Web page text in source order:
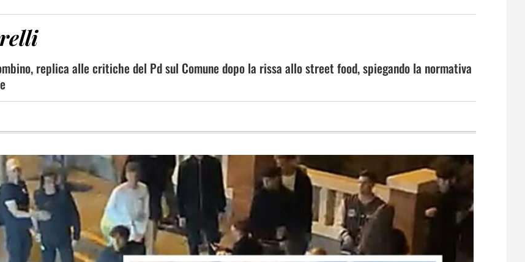
replica alle critiche del Pd sul Comune dopo la rissa allo street food, spiegando la normativa